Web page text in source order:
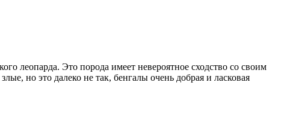
леопарда. Это порода имеет невероятное сходство со своим
но это далеко не так, бенгалы очень добрая и ласковая